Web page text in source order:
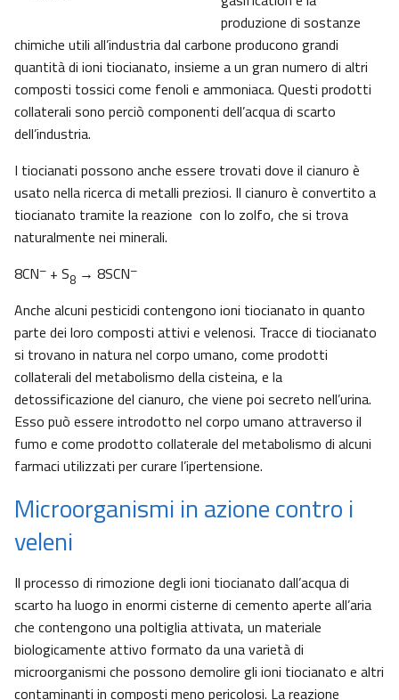
produzione di sostanze
chimiche utili all’industria dal carbone producono grandi
quantità di ioni tiocianato, insieme a un gran numero di altri
composti tossici come fenoli e ammoniaca. Questi prodotti
collaterali sono perciò componenti dell’acqua di scarto
dell’industria.
I tiocianati possono anche essere trovati dove il cianuro è
usato nella ricerca di metalli preziosi. Il cianuro è convertito a
tiocianato tramite la reazione con lo zolfo, che si trova
naturalmente nei minerali.
8CN– + S8 → 8SCN–
Anche alcuni pesticidi contengono ioni tiocianato in quanto
parte dei loro composti attivi e velenosi. Tracce di tiocianato
si trovano in natura nel corpo umano, come prodotti
collaterali del metabolismo della cisteina, e la
detossificazione del cianuro, che viene poi secreto nell’urina.
Esso può essere introdotto nel corpo umano attraverso il
fumo e come prodotto collaterale del metabolismo di alcuni
farmaci utilizzati per curare l’ipertensione.
Microorganismi in azione contro i
veleni
Il processo di rimozione degli ioni tiocianato dall’acqua di
scarto ha luogo in enormi cisterne di cemento aperte all’aria
che contengono una poltiglia attivata, un materiale
biologicamente attivo formato da una varietà di
microorganismi che possono demolire gli ioni tiocianato e altri
contaminanti in composti meno pericolosi. La reazione